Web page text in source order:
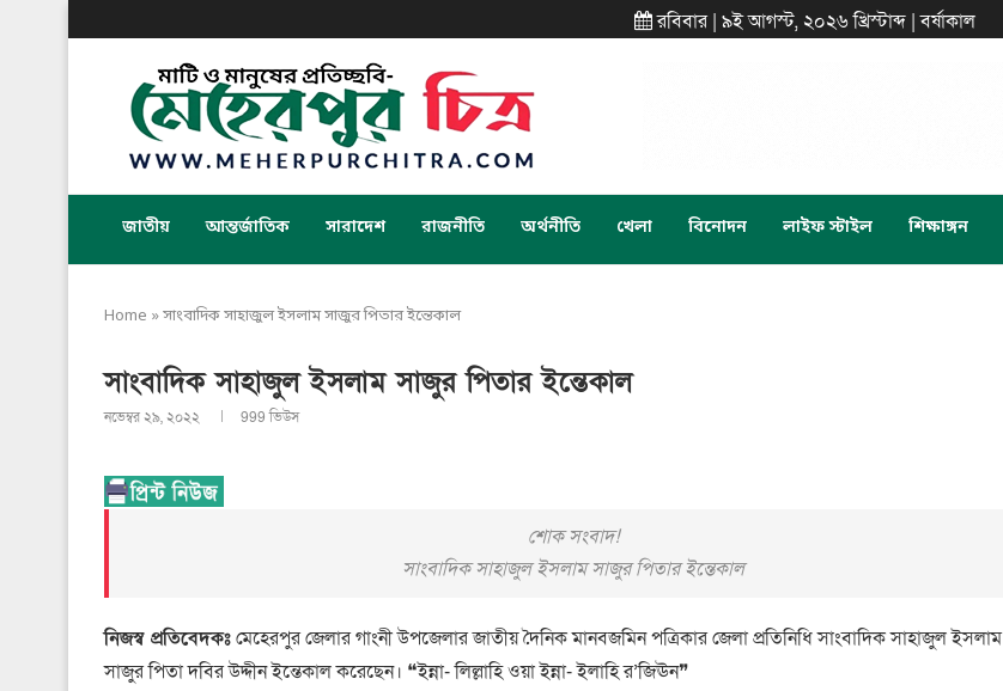
রবিবার | ৯ই আগস্ট, ২০২৬ খ্রিস্টাব্দ | বর্ষাকাল
জাতীয় আন্তর্জাতিক সারাদেশ রাজনীতি অর্থনীতি খেলা বিনোদন লাইফ স্টাইল শিক্ষাঙ্গন
Home »সাংবাদিক সাহাজুল ইসলাম সাজুর পিতার ইন্তেকাল
সাংবাদিক সাহাজুল ইসলাম সাজুর পিতার ইন্তেকাল
নভেম্বর ২৯, ২০২২ 999ভিউস
শোক সংবাদ!
সাংবাদিক সাহাজুল ইসলাম সাজুর পিতার ইন্তেকাল
নিজস্ব প্রতিবেদকঃমেহেরপুর জেলার গাংনী উপজেলার জাতীয় দৈনিক মানবজমিন পত্রিকার জেলা প্রতিনিধি সাংবাদিক সাহাজুল ইসলাম
সাজুর পিতা দবির উদ্দীন ইন্তেকাল করেছেন। ❝ইন্না- লিল্লাহি ওয়া ইন্না- ইলাহি র’জিঊন❞